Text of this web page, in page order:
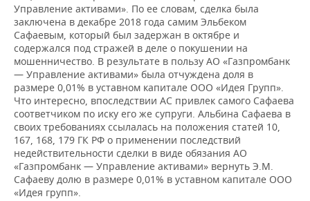
Управление активами». По ее словам, сделка была
заключена в декабре 2018 года самим Эльбеком
Сафаевым, который был задержан в октябре и
содержался под стражей в деле о покушении на
мошенничество. В результате в пользу АО «Газпромбанк
— Управление активами» была отчуждена доля в
размере 0,01% в уставном капитале ООО «Идея Групп».
Что интересно, впоследствии АС привлек самого Сафаева
соответчиком по иску его же супруги. Альбина Сафаева в
своих требованиях ссылалась на положения статей 10,
167, 168, 179 ГК РФ о применении последствий
недействительности сделки в виде обязания АО
«Газпромбанк — Управление активами» вернуть Э.М.
Сафаеву долю в размере 0,01% в уставном капитале ООО
«Идея групп».